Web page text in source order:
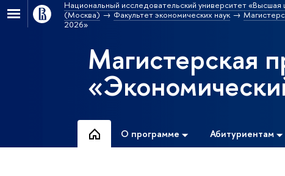
Национальный исследовательский университет «Высшая
(Москва)
Факультет экономических наук
2026»
Магистерская
О программе Абитуриентам